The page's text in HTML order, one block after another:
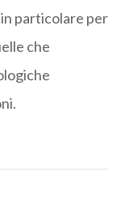
particolare per
che